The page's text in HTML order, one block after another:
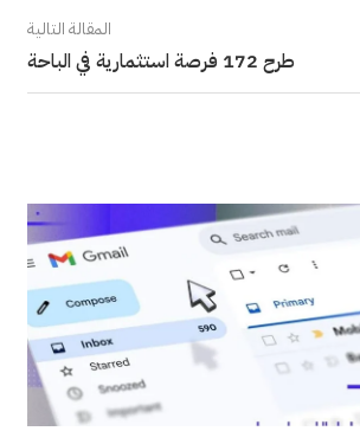
المقالة التالية
طرح 172 فرصة استثمارية في الباحة